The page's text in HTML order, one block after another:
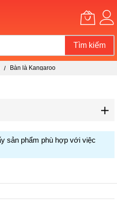
Tìm kiếm
Bàn là Kangaroo
sản phẩm phù hợp với việc